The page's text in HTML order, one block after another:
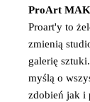
ProArt
Proart'y to
zmienią
galerię
myślą o
zdobień jak i